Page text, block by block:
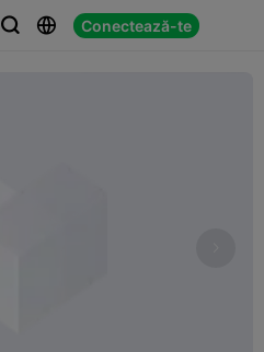
  Conectează-te